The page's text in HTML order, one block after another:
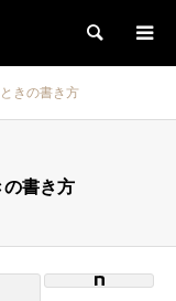
検索
きの書き方
の書き方